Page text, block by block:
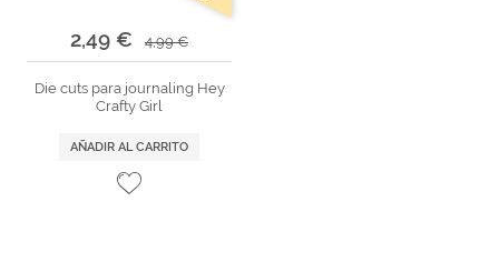
Top Ventas
Temática
Iniciar sesión/Regístrate
2,49 € 4,99 €
Die cuts para journaling Hey
Crafty Girl
AÑADIR AL CARRITO